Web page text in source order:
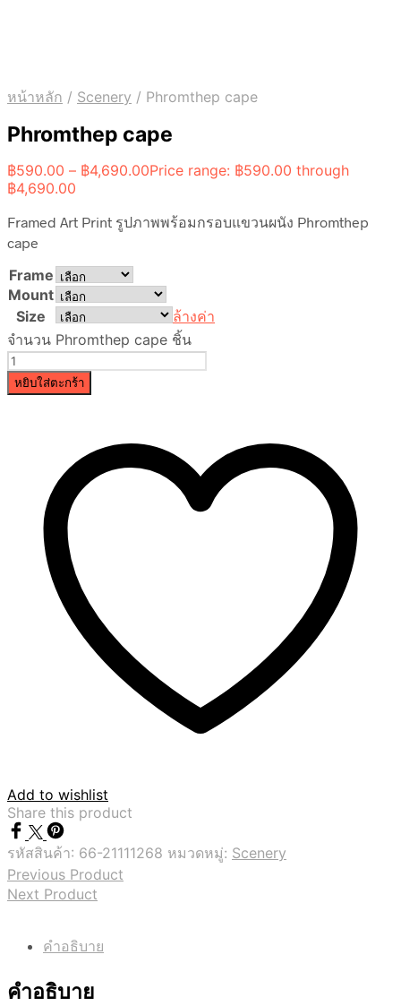
หน้าหลัก / Scenery / Phromthep cape
Phromthep cape
฿590.00 – ฿4,690.00Price range: ฿590.00 through
฿4,690.00
Framed Art Print รูปภาพพร้อมกรอบแขวนผนัง Phromthep
cape
Frame
Mount
Size
ล้างค่า
จำนวน Phromthep cape ชิ้น
หยิบใส่ตะกร้า
Add to wishlist
Share this product
รหัสสินค้า: 66-21111268 หมวดหมู่: Scenery
Previous Product
Next Product
คำอธิบาย
คำอธิบาย